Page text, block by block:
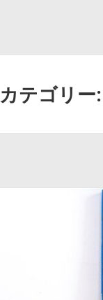
カテゴリー: